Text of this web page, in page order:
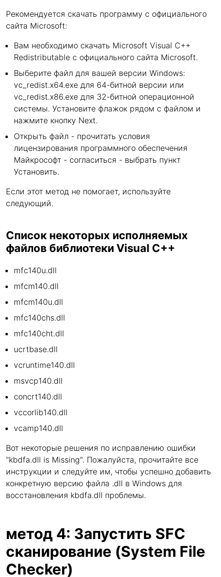
Рекомендуется скачать программу с официального
сайта Microsoft:
Вам необходимо скачать Microsoft Visual C++
Redistributable с официального сайта Microsoft.
Выберите файл для вашей версии Windows:
vc_redist.x64.exe для 64-битной версии или
vc_redist.x86.exe для 32-битной операционной
системы. Установите флажок рядом с файлом и
нажмите кнопку Next.
Открыть файл - прочитать условия
лицензирования программного обеспечения
Майкрософт - согласиться - выбрать пункт
Установить.
Если этот метод не помогает, используйте
следующий.
Список некоторых исполняемых
файлов библиотеки Visual C++
mfc140u.dll
mfcm140.dll
mfcm140u.dll
mfc140chs.dll
mfc140cht.dll
ucrtbase.dll
vcruntime140.dll
msvcp140.dll
concrt140.dll
vccorlib140.dll
vcamp140.dll
Вот некоторые решения по исправлению ошибки
"kbdfa.dll is Missing". Пожалуйста, прочитайте все
инструкции и следуйте им, чтобы успешно добавить
конкретную версию файла .dll в Windows для
восстановления kbdfa.dll проблемы.
метод 4: Запустить SFC
сканирование (System File
Checker)